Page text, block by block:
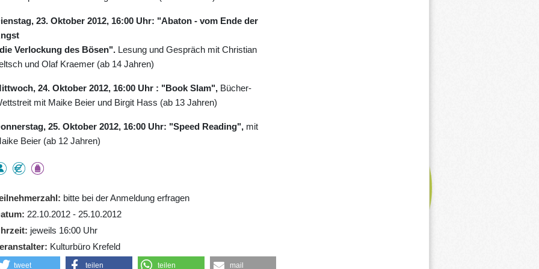
23. Oktober 2012, 16:00 Uhr: "Abaton - vom Ende der
Verlockung des Bösen".Lesung und Gespräch mit Christian
und Olaf Kraemer (ab 14 Jahren)
24. Oktober 2012, 16:00 Uhr: "Book Slam",Bücher-
mit Maike Beier und Birgit Hass (ab 13 Jahren)
25. Oktober 2012, 16:00 Uhr: "Speed Reading",mit
Beier (ab 12 Jahren)
bitte bei der Anmeldung erfragen
22.10.2012 - 25.10.2012
jeweils 16:00 Uhr
Kulturbüro Krefeld
tweet teilen teilen mail